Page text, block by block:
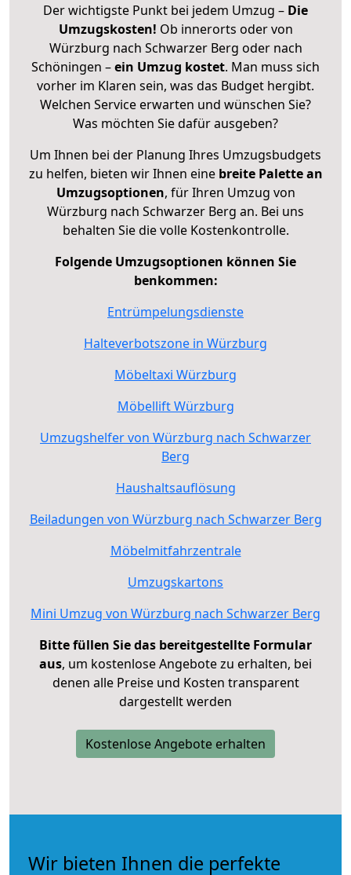
Der wichtigste Punkt bei jedem Umzug – Die
Umzugskosten! Ob innerorts oder von
Würzburg nach Schwarzer Berg oder nach
Schöningen –ein Umzug kostet. Man muss sich
vorher im Klaren sein, was das Budget hergibt.
Welchen Service erwarten und wünschen Sie?
Was möchten Sie dafür ausgeben?
Um Ihnen bei der Planung Ihres Umzugsbudgets
zu helfen, bieten wir Ihnen eine breite Palette an
Umzugsoptionen, für Ihren Umzug von
Würzburg nach Schwarzer Berg an. Bei uns
behalten Sie die volle Kostenkontrolle.
Folgende Umzugsoptionen können Sie
benkommen:
Entrümpelungsdienste
Halteverbotszone in Würzburg
Möbeltaxi Würzburg
Möbellift Würzburg
Umzugshelfer von Würzburg nach Schwarzer
Berg
Haushaltsauflösung
Beiladungen von Würzburg nach Schwarzer Berg
Möbelmitfahrzentrale
Umzugskartons
Mini Umzug von Würzburg nach Schwarzer Berg
Bitte füllen Sie das bereitgestellte Formular
aus, um kostenlose Angebote zu erhalten, bei
denen alle Preise und Kosten transparent
dargestellt werden
Kostenlose Angebote erhalten
Wir bieten Ihnen die perfekte